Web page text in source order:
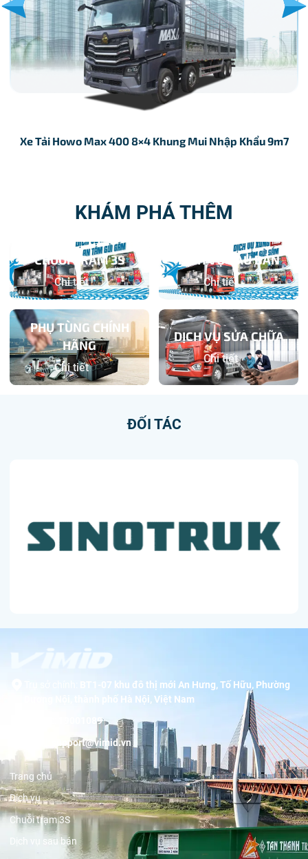
Xe Tải Howo Max 400 8×4 Khung Mui Nhập Khẩu 9m7
KHÁM PHÁ THÊM
CHUỖI TRẠM 3S
Chi tiết
DỊCH VỤ SAU BÁN
Chi tiết
PHỤ TÙNG CHÍNH
HÃNG
Chi tiết
DỊCH VỤ SỬA CHỮA
Chi tiết
ĐỐI TÁC
BT1-07 khu đô thị mới An Hưng, Tố Hữu, Phường
Dương Nội, thành phố Hà Nội, Việt Nam
19001089
support@vimid.vn
Trang chủ
Dịch vụ
Chuỗi trạm 3S
Dịch vụ sau bán